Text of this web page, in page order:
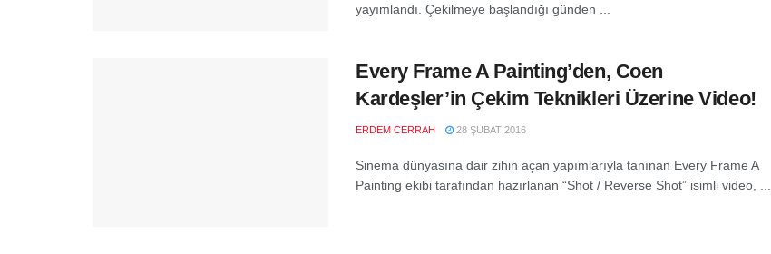
yayımlandı. Çekilmeye başlandığı günden ...
Every Frame A Painting’den, Coen
Kardeşler’in Çekim Teknikleri Üzerine Video!
ERDEM CERRAH 28 ŞUBAT 2016
Sinema dünyasına dair zihin açan yapımlarıyla tanınan Every Frame A
Painting ekibi tarafından hazırlanan “Shot / Reverse Shot” isimli video, ...